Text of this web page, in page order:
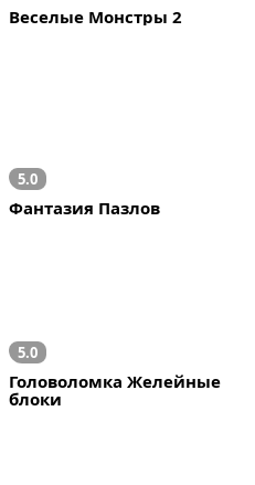
Веселые Монстры 2
5.0
Фантазия Пазлов
5.0
Головоломка Желейные
блоки